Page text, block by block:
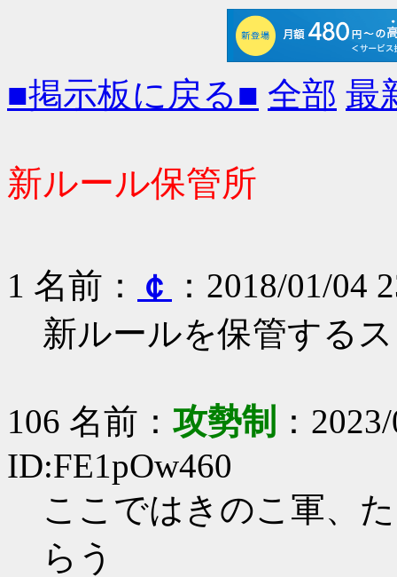
■掲示板に戻る■ 全部 最
新ルール保管所
1 名前： ￠
：2018/01/04
新ルールを保管する
106 名前： 攻勢制
：
ID:FE1pOw460
ここではきのこ軍、
らう